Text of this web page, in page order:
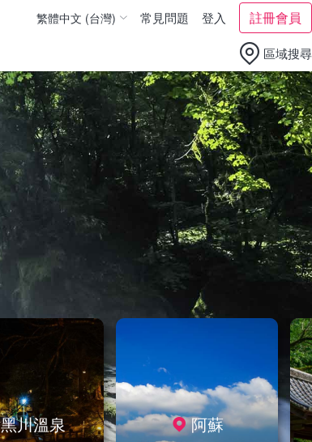
繁體中文 (台灣)
English
常見問題 登入 註冊會員
區域搜尋
黑川溫泉 阿蘇